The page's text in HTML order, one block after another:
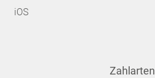
iOS
Zahlarten